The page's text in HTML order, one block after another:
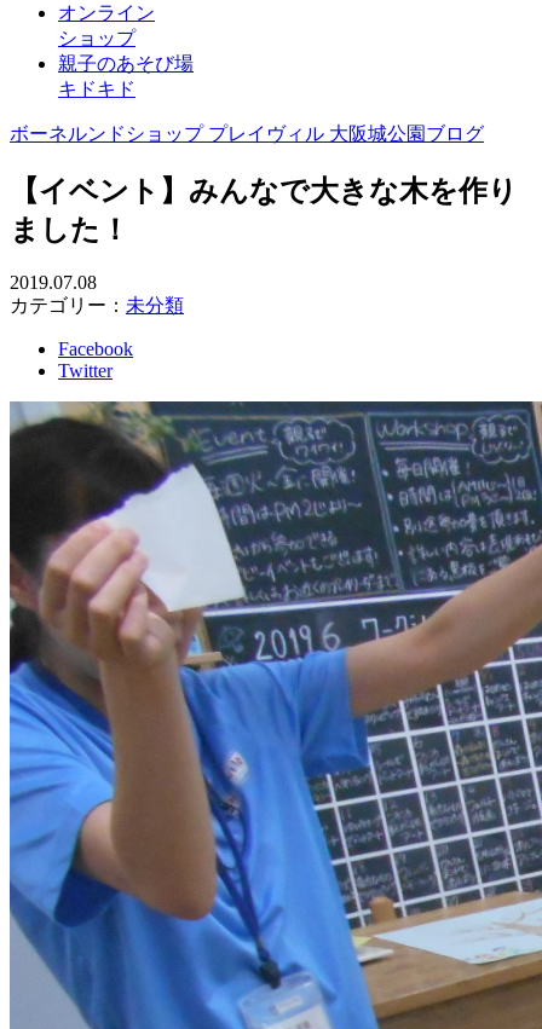
オンライン
ショップ
親子のあそび場
キドキド
ボーネルンドショップ プレイヴィル 大阪城公園ブログ
【イベント】みんなで大きな木を作り
ました！
2019.07.08
カテゴリー： 未分類
Facebook
Twitter